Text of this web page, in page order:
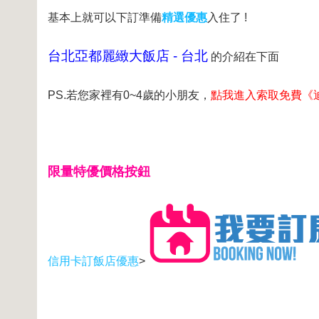
基本上就可以下訂準備精選優惠入住了 !
台北亞都麗緻大飯店 - 台北 的介紹在下面
PS.若您家裡有0~4歲的小朋友， 點我進入索取免費《
限量特優價格按鈕
信用卡訂飯店優惠>